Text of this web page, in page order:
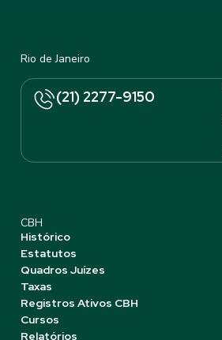
Rio de Janeiro
(21) 2277-9150
CBH
Histórico
Estatutos
Quadros Juízes
Taxas
Registros Ativos CBH
Cursos
Relatórios